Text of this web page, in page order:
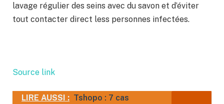
lavage régulier des seins avec du savon et d’éviter
tout contacter direct less personnes infectées.
Source link
LIRE AUSSI : Tshopo : 7 cas